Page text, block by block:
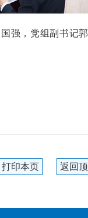
强，党组副书记
打印本页 返回